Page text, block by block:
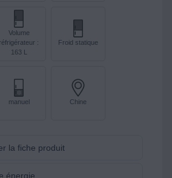
Volume
réfrigérateur :
163 L
Froid statique
manuel Chine
la fiche produit
énergie